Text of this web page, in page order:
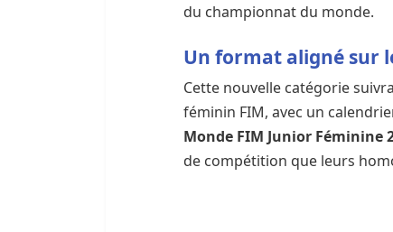
du championnat du monde.
Un format aligné sur
Cette nouvelle catégorie
féminin FIM, avec un
Monde FIM Junior Féminine
de compétition que leurs